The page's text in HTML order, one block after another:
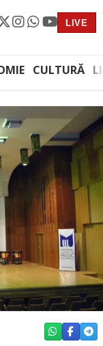
LIVE
CULTURĂ
WHATSAPP